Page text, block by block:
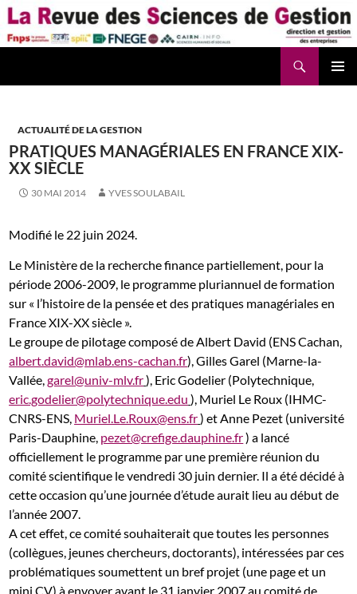
Aller
au
contenu
ACTUALITÉ DE LA GESTION
PRATIQUES MANAGÉRIALES EN FRANCE XIX-
XX SIÈCLE
30 MAI 2014 YVES SOULABAIL
Modifié le 22 juin 2024.
Le Ministère de la recherche finance partiellement, pour la
période 2006-2009, le programme pluriannuel de formation
sur « l’histoire de la pensée et des pratiques managériales en
France XIX-XX siècle ».
Le groupe de pilotage composé de Albert David (ENS Cachan,
albert.david@mlab.ens-cachan.fr), Gilles Garel (Marne-la-
Vallée,garel@univ-mlv.fr), Eric Godelier (Polytechnique,
eric.godelier@polytechnique.edu ), Muriel Le Roux (IHMC-
CNRS-ENS, Muriel.Le.Roux@ens.fr) et Anne Pezet (université
Paris-Dauphine, pezet@crefige.dauphine.fr) a lancé
officiellement le programme par une première réunion du
comité scientifique le vendredi 30 juin dernier. Il a été décidé à
cette occasion qu’une journée d’étude aurait lieu au début de
l’année 2007.
A cet effet, ce comité souhaiterait que toutes les personnes
(collègues, jeunes chercheurs, doctorants), intéressées par ces
problématiques soumettent un bref projet (une page et un
mini CV) à envoyer avant le 31 janvier 2007 au comité de